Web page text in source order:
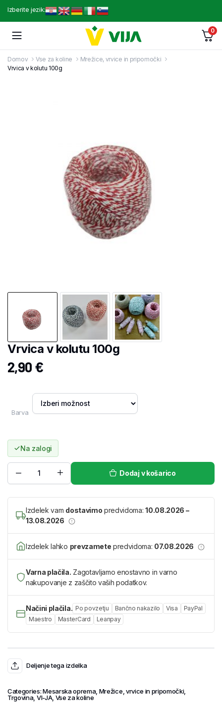
Izberite jezik:
0
Domov Vse za koline
Mrežice, vrvice in pripomočki
Vrvica v kolutu 100g
Vrvica v kolutu 100g
2,90 €
Barva
Na zalogi
Dodaj v košarico
Izdelek vam dostavimo predvidoma:10.08.2026 –
13.08.2026
Izdelek lahko prevzamete predvidoma: 07.08.2026
Varna plačila. Zagotavljamo enostavno in varno
nakupovanje z zaščito vaših podatkov.
Načini plačila. Po povzetju Bančno nakazilo Visa
PayPal
Maestro
MasterCard Leanpay
Deljenje tega izdelka
Categories:Mesarska oprema, Mrežice, vrvice in pripomočki,
Trgovina, VI-JA, Vse za koline